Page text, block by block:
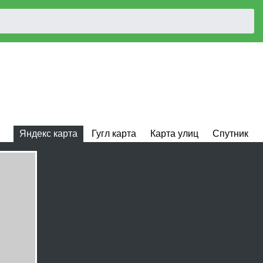
Яндекс карта Гугл карта Карта улиц Спутник